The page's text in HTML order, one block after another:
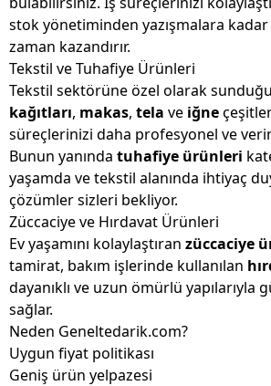
stok yönetiminden yazışmalara
zaman kazandırır.
Tekstil ve Tuhafiye Ürünleri
Tekstil sektörüne özel olarak
kağıtları, makas, tela ve iğne
süreçlerinizi daha profesyonel ve
Bunun yanında tuhafiye ürünleri
yaşamda ve tekstil alanında ihtiyaç
çözümler sizleri bekliyor.
Züccaciye ve Hırdavat Ürünleri
Ev yaşamını kolaylaştıran züccaciye
tamirat, bakım işlerinde kullanılan
dayanıklı ve uzun ömürlü yapılarıyla
sağlar.
Neden Geneltedarik.com?
Uygun fiyat politikası
Geniş ürün yelpazesi